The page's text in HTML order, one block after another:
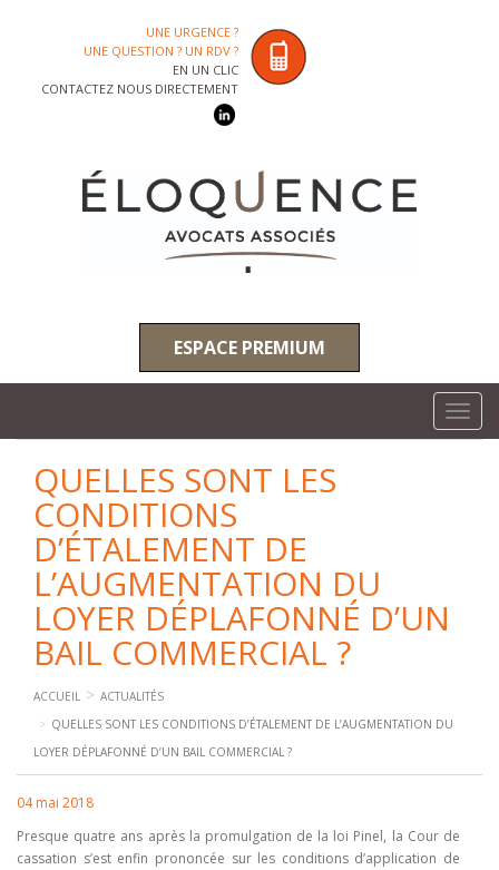
UNE URGENCE ?
UNE QUESTION ? UN RDV ?
EN UN CLIC
CONTACTEZ NOUS DIRECTEMENT
ESPACE PREMIUM
QUELLES SONT LES
CONDITIONS
D’ÉTALEMENT DE
L’AUGMENTATION DU
LOYER DÉPLAFONNÉ D’UN
BAIL COMMERCIAL ?
ACCUEIL
ACTUALITÉS
QUELLES SONT LES CONDITIONS D’ÉTALEMENT DE L’AUGMENTATION DU
LOYER DÉPLAFONNÉ D’UN BAIL COMMERCIAL ?
04 mai 2018
Presque quatre ans après la promulgation de la loi Pinel, la Cour de
cassation s’est enfin prononcée sur les conditions d’application de